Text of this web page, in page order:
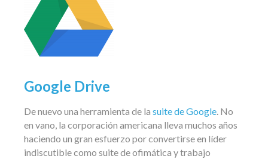
Google Drive
De nuevo una herramienta de la suite de Google. No
en vano, la corporación americana lleva muchos años
haciendo un gran esfuerzo por convertirse en líder
indiscutible como suite de ofimática y trabajo